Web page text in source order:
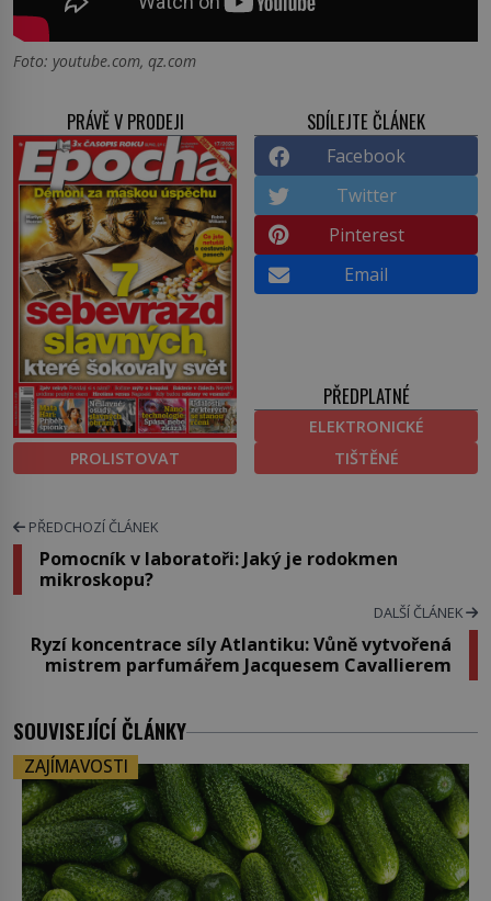
Foto: youtube.com, qz.com
PRÁVĚ V PRODEJI
PROLISTOVAT
SDÍLEJTE ČLÁNEK
Facebook
Twitter
Pinterest
Email
PŘEDPLATNÉ
ELEKTRONICKÉ
TIŠTĚNÉ
PŘEDCHOZÍ ČLÁNEK
Pomocník v laboratoři: Jaký je rodokmen
mikroskopu?
DALŠÍ ČLÁNEK
Ryzí koncentrace síly Atlantiku: Vůně vytvořená
mistrem parfumářem Jacquesem Cavallierem
SOUVISEJÍCÍ ČLÁNKY
ZAJÍMAVOSTI